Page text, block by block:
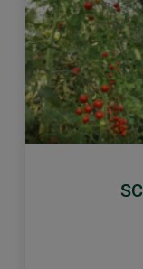
Zurück